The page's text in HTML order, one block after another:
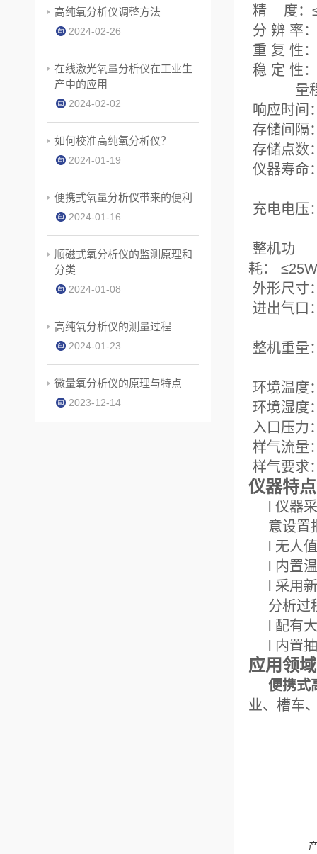
精
重
稳
量
响
存
存
仪器寿命
充电电压
整机功
外形尺
进出气口
整机重量
环
环
入口
样
样气要
仪器特点
l 仪器
意设置
l 无人
l 内置
l 采用
分析过
l 配有
l 内置
应用领域
便携式
业、槽车
高纯氧分析仪调整方法
2024-02-26
在线激光氧量分析仪在工业生
产中的应用
2024-02-02
如何校准高纯氧分析仪？
2024-01-19
便携式氧量分析仪带来的便利
2024-01-16
顺磁式氧分析仪的监测原理和
分类
2024-01-08
高纯氧分析仪的测量过程
2024-01-23
微量氧分析仪的原理与特点
2023-12-14